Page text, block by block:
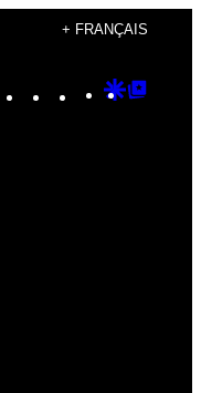
+ FRANÇAIS
Instagram
TikTok
YouTube
Google